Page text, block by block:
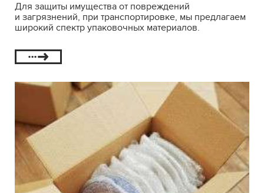
Для защиты имущества от повреждений
и загрязнений, при транспортировке, мы предлагаем
широкий спектр упаковочных материалов.